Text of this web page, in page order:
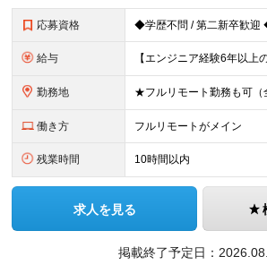
応募資格
給与
勤務地
働き方 フルリモートがメイン
残業時間 10時間以内
求人を見る
掲載終了予定日：